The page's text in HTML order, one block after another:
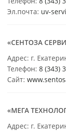
Эл.почта: uv-
«СЕНТОЗА
Адрес: г.
Телефон: 8 (343)
Сайт:
«МЕГА
Адрес: г.